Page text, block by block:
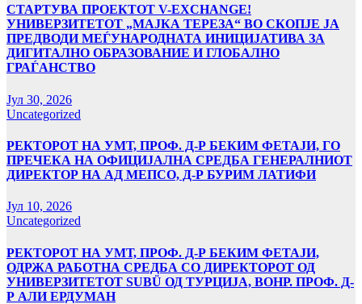
СТАРТУВА ПРОЕКТОТ V-EXCHANGE!
УНИВЕРЗИТЕТОТ „МАЈКА ТЕРЕЗА“ ВО СКОПЈЕ ЈА
ПРЕДВОДИ МЕЃУНАРОДНАТА ИНИЦИЈАТИВА ЗА
ДИГИТАЛНО ОБРАЗОВАНИЕ И ГЛОБАЛНО
ГРАЃАНСТВО
Јул 30, 2026
Uncategorized
РЕКТОРОТ НА УМТ, ПРОФ. Д-Р БЕКИМ ФЕТАЈИ, ГО
ПРЕЧЕКА НА ОФИЦИЈАЛНА СРЕДБА ГЕНЕРАЛНИОТ
ДИРЕКТОР НА АД МЕПСО, Д-Р БУРИМ ЛАТИФИ
Јул 10, 2026
Uncategorized
РЕКТОРОТ НА УМТ, ПРОФ. Д-Р БЕКИМ ФЕТАЈИ,
ОДРЖА РАБОТНА СРЕДБА СО ДИРЕКТОРОТ ОД
УНИВЕРЗИТЕТОТ SUBÜ ОД ТУРЦИЈА, ВОНР. ПРОФ. Д-
Р АЛИ ЕРДУМАН